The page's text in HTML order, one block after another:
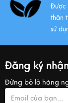
Được
thân
sử
Đăng ký
Đừng bỏ lỡ hàng